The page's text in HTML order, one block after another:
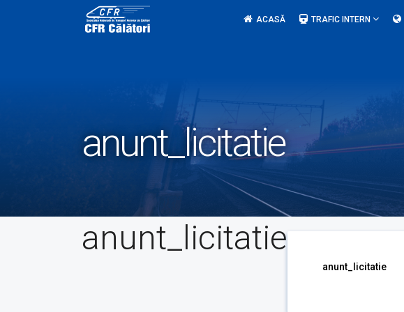
ACASĂ TRAFIC INTERN
anunt_licitatie
anunt_licitatie
anunt_licitatie